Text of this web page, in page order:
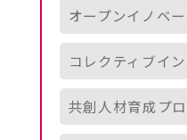
オープンイノベ
コレクティブイ
共創人材育成プ